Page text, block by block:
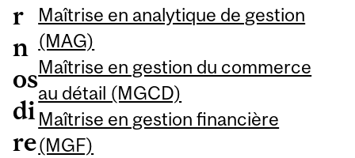
r
n
os
di
re
Maîtrise en analytique de gestion
(MAG)
Maîtrise en gestion du commerce
au détail (MGCD)
Maîtrise en gestion financière
(MGF)